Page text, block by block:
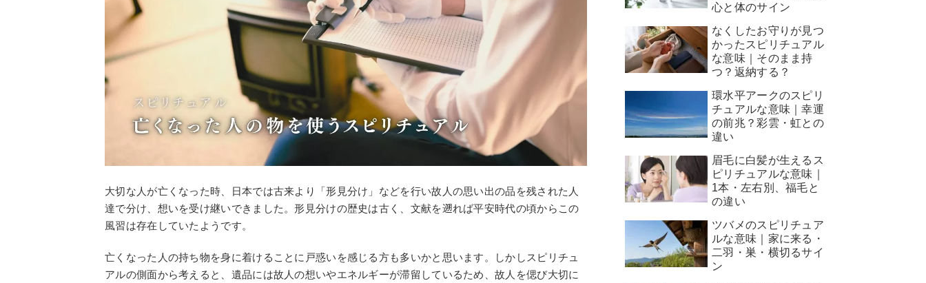
大切な人が亡くなった時、日本では古来より「形見分け」などを行い故人の思い出の品を残された人
達で分け、想いを受け継いできました。形見分けの歴史は古く、文献を遡れば平安時代の頃からこの
風習は存在していたようです。
亡くなった人の持ち物を身に着けることに戸惑いを感じる方も多いかと思います。しかしスピリチュ
アルの側面から考えると、遺品には故人の想いやエネルギーが滞留しているため、故人を偲び大切に
心と体のサイン
なくしたお守りが見つ
かったスピリチュアル
な意味｜そのまま持
つ？返納する？
環水平アークのスピリ
チュアルな意味｜幸運
の前兆？彩雲・虹との
違い
眉毛に白髪が生えるス
ピリチュアルな意味｜
1本・左右別、福毛と
の違い
ツバメのスピリチュア
ルな意味｜家に来る・
二羽・巣・横切るサイ
ン